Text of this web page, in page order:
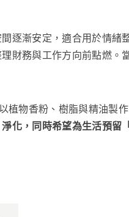
逐漸安定，適合用於情緒
財務與工作方向前點燃。
以植物香粉、樹脂與精油製
化，同時希望為生活預留